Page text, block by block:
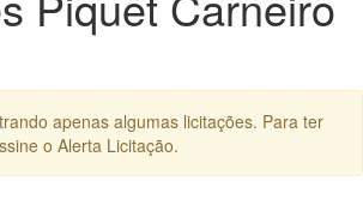
apenas algumas licitações. Para ter
o Alerta Licitação.